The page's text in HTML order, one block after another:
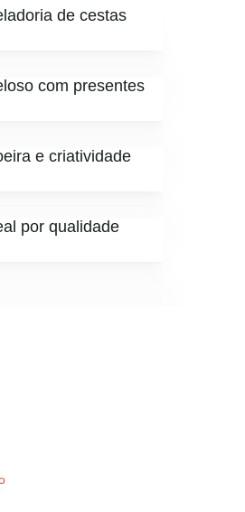
de cestas
com presentes
e criatividade
por qualidade